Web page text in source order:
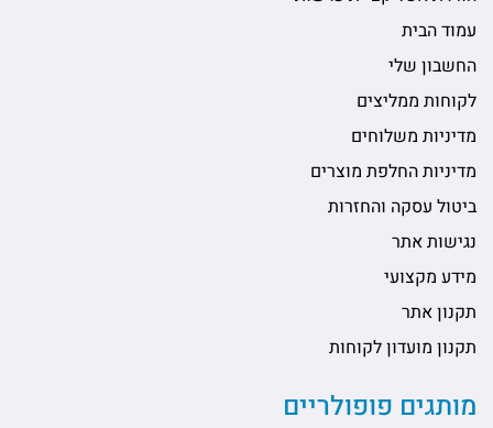
עמוד הבית
החשבון שלי
לקוחות ממליצים
מדיניות משלוחים
מדיניות החלפת מוצרים
ביטול עסקה והחזרות
נגישות אתר
מידע מקצועי
תקנון אתר
תקנון מועדון לקוחות
מותגים פופולריים